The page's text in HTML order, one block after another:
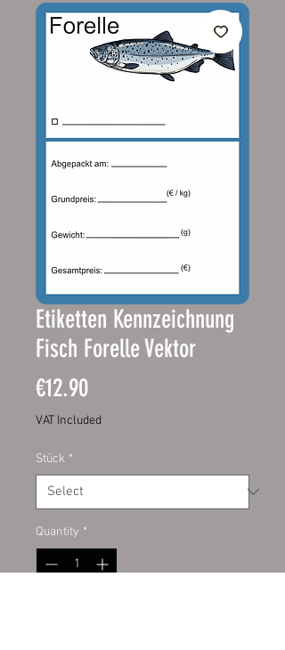
Etiketten Kennzeichnung
Fisch Forelle Vektor
€12.90Price
VAT Included
Stück *
Quantity *